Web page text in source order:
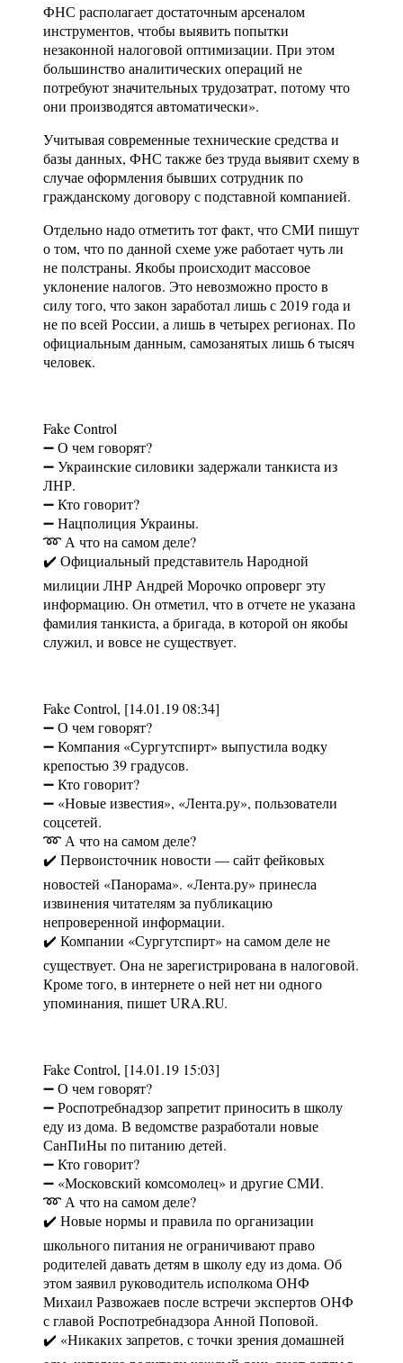
ФНС располагает достаточным арсеналом
инструментов, чтобы выявить попытки
незаконной налоговой оптимизации. При этом
большинство аналитических операций не
потребуют значительных трудозатрат, потому что
они производятся автоматически».
Учитывая современные технические средства и
базы данных, ФНС также без труда выявит схему в
случае оформления бывших сотрудник по
гражданскому договору с подставной компанией.
Отдельно надо отметить тот факт, что СМИ пишут
о том, что по данной схеме уже работает чуть ли
не полстраны. Якобы происходит массовое
уклонение налогов. Это невозможно просто в
силу того, что закон заработал лишь с 2019 года и
не по всей России, а лишь в четырех регионах. По
официальным данным, самозанятых лишь 6 тысяч
человек.
Fake Control
➖ О чем говорят?
➖ Украинские силовики задержали танкиста из
ЛНР.
➖ Кто говорит?
➖ Нацполиция Украины.
➿ А что на самом деле?
✔️ Официальный представитель Народной
милиции ЛНР Андрей Морочко опроверг эту
информацию. Он отметил, что в отчете не указана
фамилия танкиста, а бригада, в которой он якобы
служил, и вовсе не существует.
Fake Control, [14.01.19 08:34]
➖ О чем говорят?
➖ Компания «Сургутспирт» выпустила водку
крепостью 39 градусов.
➖ Кто говорит?
➖ «Новые известия», «Лента.ру», пользователи
соцсетей.
➿ А что на самом деле?
✔️ Первоисточник новости — сайт фейковых
новостей «Панорама». «Лента.ру» принесла
извинения читателям за публикацию
непроверенной информации.
✔️ Компании «Сургутспирт» на самом деле не
существует. Она не зарегистрирована в налоговой.
Кроме того, в интернете о ней нет ни одного
упоминания, пишет URA.RU.
Fake Control, [14.01.19 15:03]
➖ О чем говорят?
➖ Роспотребнадзор запретит приносить в школу
еду из дома. В ведомстве разработали новые
СанПиНы по питанию детей.
➖ Кто говорит?
➖ «Московский комсомолец» и другие СМИ.
➿ А что на самом деле?
✔️ Новые нормы и правила по организации
школьного питания не ограничивают право
родителей давать детям в школу еду из дома. Об
этом заявил руководитель исполкома ОНФ
Михаил Развожаев после встречи экспертов ОНФ
с главой Роспотребнадзора Анной Поповой.
✔️ «Никаких запретов, с точки зрения домашней